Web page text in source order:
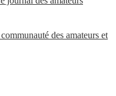
des amateurs et